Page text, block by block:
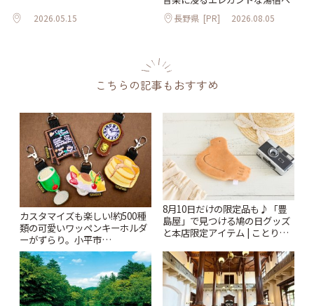
2026.05.15 長野県 [PR] 2026.08.05
こちらの記事もおすすめ
カスタマイズも楽しい!約500種
類の可愛いワッペンキーホルダ
ーがずらり。小平市
「Kimamaya T&K」 | ことりっ
ぷ
8月10日だけの限定品も♪「豊
島屋」で見つける鳩の日グッズ
と本店限定アイテム | ことりっ